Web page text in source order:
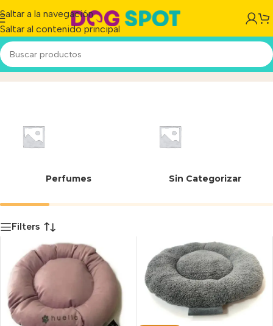
Saltar a la navegación
Saltar al contenido principal
56 cmInicio/Producto
Perfumes Sin Categorizar
Filters